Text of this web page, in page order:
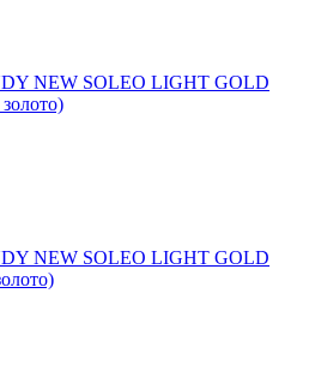
NEW SOLEO LIGHT GOLD
NEW SOLEO LIGHT GOLD